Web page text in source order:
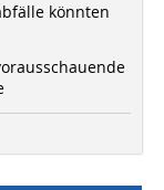
könnten